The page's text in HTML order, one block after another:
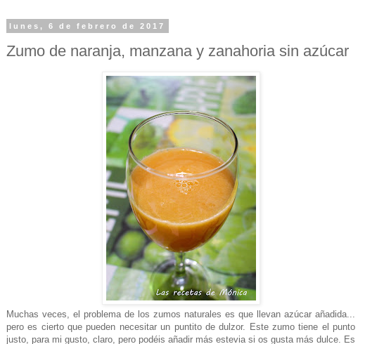
lunes, 6 de febrero de 2017
Zumo de naranja, manzana y zanahoria sin azúcar
Muchas veces, el problema de los zumos naturales es que llevan azúcar añadida...
pero es cierto que pueden necesitar un puntito de dulzor. Este zumo tiene el punto
justo, para mi gusto, claro, pero podéis añadir más estevia si os gusta más dulce. Es